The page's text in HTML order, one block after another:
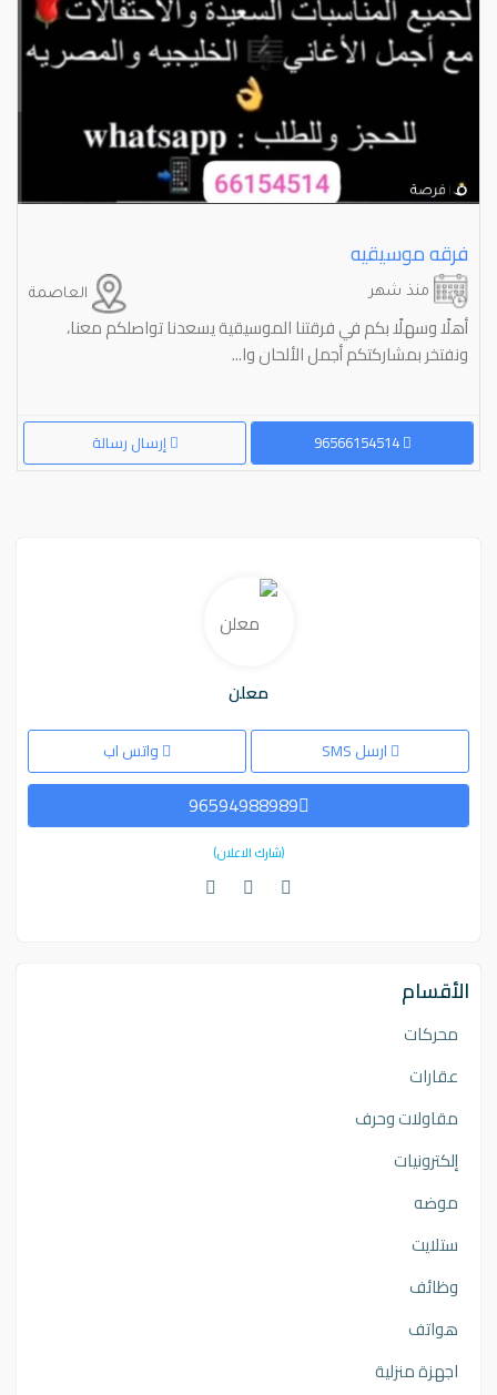
فرقه موسيقيه
العاصمة منذ شهر
أهلًا وسهلًا بكم في فرقتنا الموسيقية يسعدنا تواصلكم معنا،
ونفتخر بمشاركتكم أجمل الألحان وا...
إرسال رسالة 96566154514
معلن
ارسل SMS واتس اب
96594988989
(شارك الاعلان)
الأقسام
محركات
عقارات
مقاولات وحرف
إلكترونيات
موضه
ستلايت
وظائف
هواتف
اجهزة منزلية